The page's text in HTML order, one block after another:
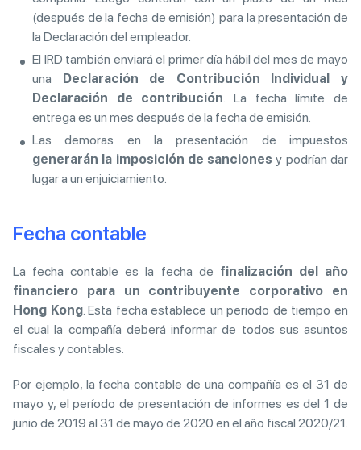
(después de la fecha de emisión) para la presentación de
la Declaración del empleador.
El IRD también enviará el primer día hábil del mes de mayo
una Declaración de Contribución Individual y
Declaración de contribución. La fecha límite de
entrega es un mes después de la fecha de emisión.
Las demoras en la presentación de impuestos
generarán la imposición de sanciones y podrían dar
lugar a un enjuiciamiento.
Fecha contable
La fecha contable es la fecha de finalización del año
financiero para un contribuyente corporativo en
Hong Kong. Esta fecha establece un periodo de tiempo en
el cual la compañía deberá informar de todos sus asuntos
fiscales y contables.
Por ejemplo, la fecha contable de una compañía es el 31 de
mayo y, el período de presentación de informes es del 1 de
junio de 2019 al 31 de mayo de 2020 en el año fiscal 2020/21.